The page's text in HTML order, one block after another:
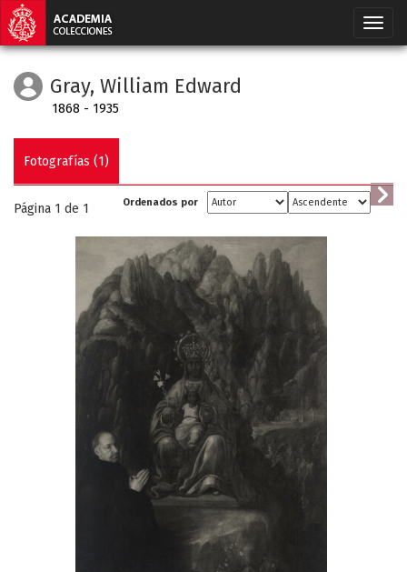
Gray, William Edward
1868 - 1935
Fotografías (1)
Página 1 de 1 Ordenados por